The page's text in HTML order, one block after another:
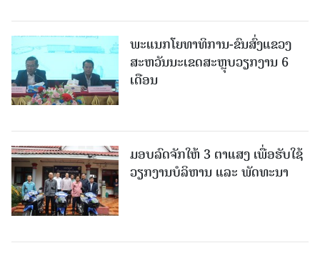
ພະແນກໂຍທາທິການ-ຂົນສົ່ງແຂວງ
ສະຫວັນນະເຂດສະຫຼຸບວຽກງານ 6
ເດືອນ
ມອບລົດຈັກໃຫ້ 3 ຕາແສງ ເພື່ອຮັບໃຊ້
ວຽກງານບໍລິຫານ ແລະ ພັດທະນາ